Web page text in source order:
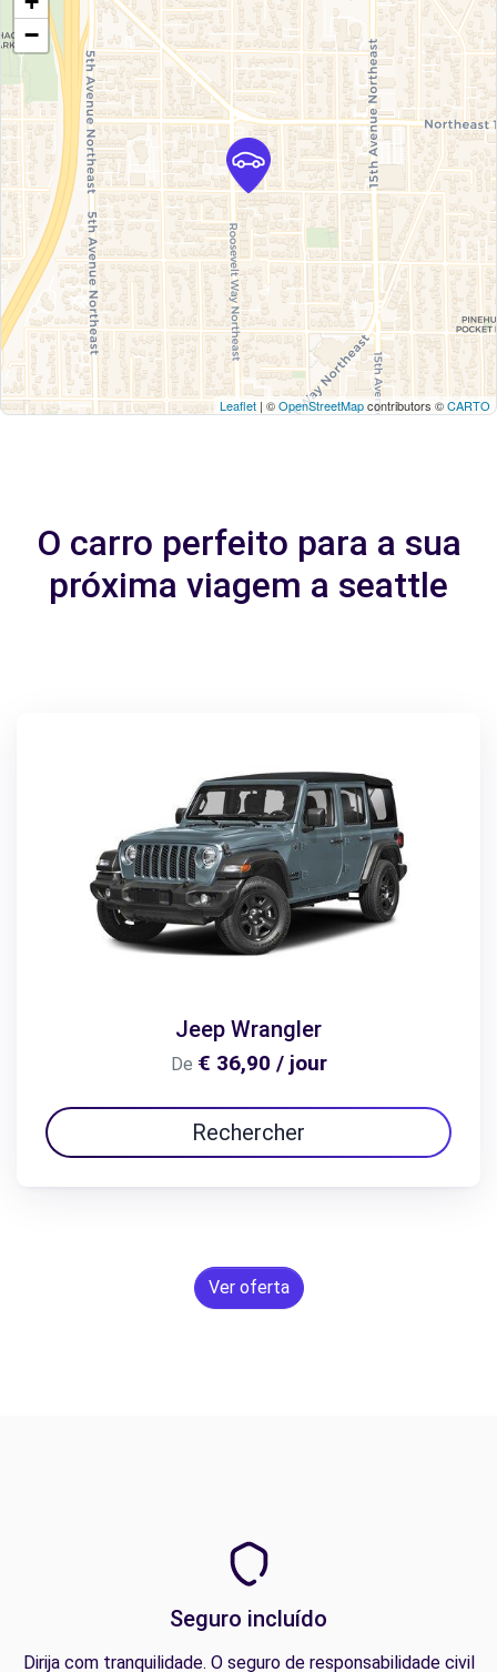
−
Leaflet | ©OpenStreetMapcontributors ©CARTO
O carro perfeito para a sua
próxima viagem a seattle
Jeep Wrangler
De € 36,90 / jour
Rechercher
Ver oferta
Seguro incluído
Dirija com tranquilidade. O seguro de responsabilidade civil